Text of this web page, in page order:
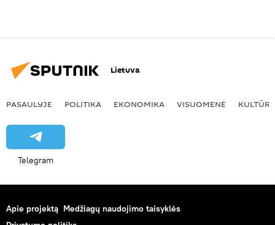
Lietuva
PASAULYJE POLITIKA EKONOMIKA VISUOMENĖ KULTŪRA
Telegram
Apie projektą Medžiagų naudojimo taisyklės